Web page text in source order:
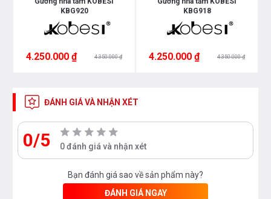
KBG920
4.250.000 ₫ 4.350.000 ₫
KBG918
4.250.000 ₫ 4.350.000 ₫
ĐÁNH GIÁ VÀ NHẬN XÉT
0/5 0 đánh giá và nhận xét
Bạn đánh giá sao về sản phẩm này?
ĐÁNH GIÁ NGAY